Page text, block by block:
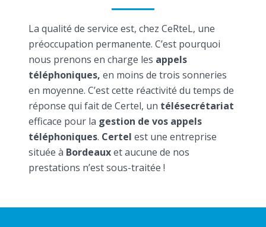
La qualité de service est, chez CeRteL, une
préoccupation permanente. C’est pourquoi
nous prenons en charge les appels
téléphoniques, en moins de trois sonneries
en moyenne. C’est cette réactivité du temps de
réponse qui fait de Certel, un télésecrétariat
efficace pour la gestion de vos appels
téléphoniques. Certel est une entreprise
située à Bordeauxet aucune de nos
prestations n’est sous-traitée !